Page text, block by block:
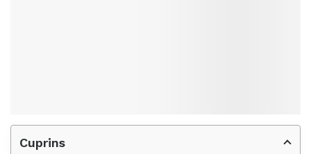
Cuprins